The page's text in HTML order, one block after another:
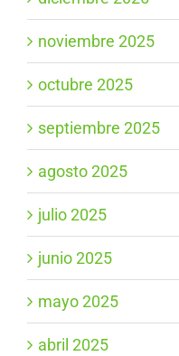
noviembre 2025
octubre 2025
septiembre 2025
agosto 2025
julio 2025
junio 2025
mayo 2025
abril 2025